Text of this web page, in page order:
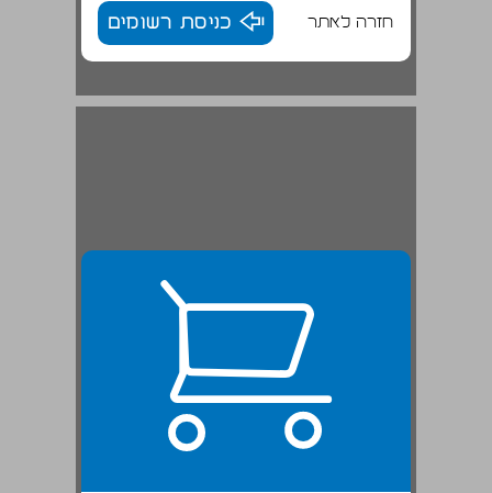
חזרה לאתר כניסת רשומים